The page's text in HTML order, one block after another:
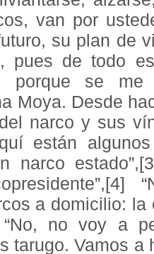
van por
su plan de
pues de todo
porque se me
Moya. Desde
narco y sus
están
narco
a domicilio:
no voy a
tarugo. Vamos a